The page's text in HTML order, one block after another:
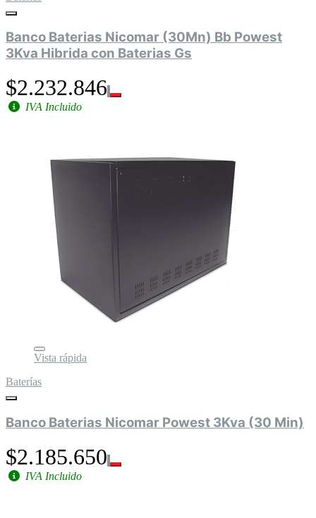
Banco Baterias Nicomar (30Mn) Bb Powest
3Kva Hibrida con Baterias Gs
$2.232.846
IVA Incluido
Vista rápida
Baterías
Banco Baterias Nicomar Powest 3Kva (30 Min)
$2.185.650
IVA Incluido